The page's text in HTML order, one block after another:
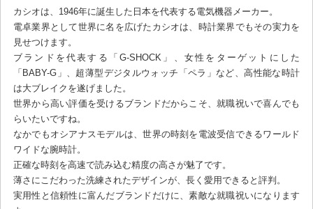
カシオは、1946年に誕生した日本を代表する電気機器メーカー。
電卓業界として世界に名を広げたカシオは、時計業界でもその実力を
見せつけます。
ブランドを代表する「G-SHOCK」、女性をターゲットにした
「BABY-G」、超薄型デジタルウォッチ「ペラ」など、高性能な時計
は大ブレイクを遂げました。
世界から高い評価を受けるブランドだからこそ、就職祝いで喜んでも
らいたいですね。
なかでもオシアナスモデルは、世界の時刻を電波受信できるワールド
ワイドな腕時計。
正確な時刻を高速で読み込む精度の高さが魅了です。
薄さにこだわった洗練されたデザインが、長く愛用できると評判。
実用性と信頼性に富んだブランドだけに、素敵な就職祝いになります